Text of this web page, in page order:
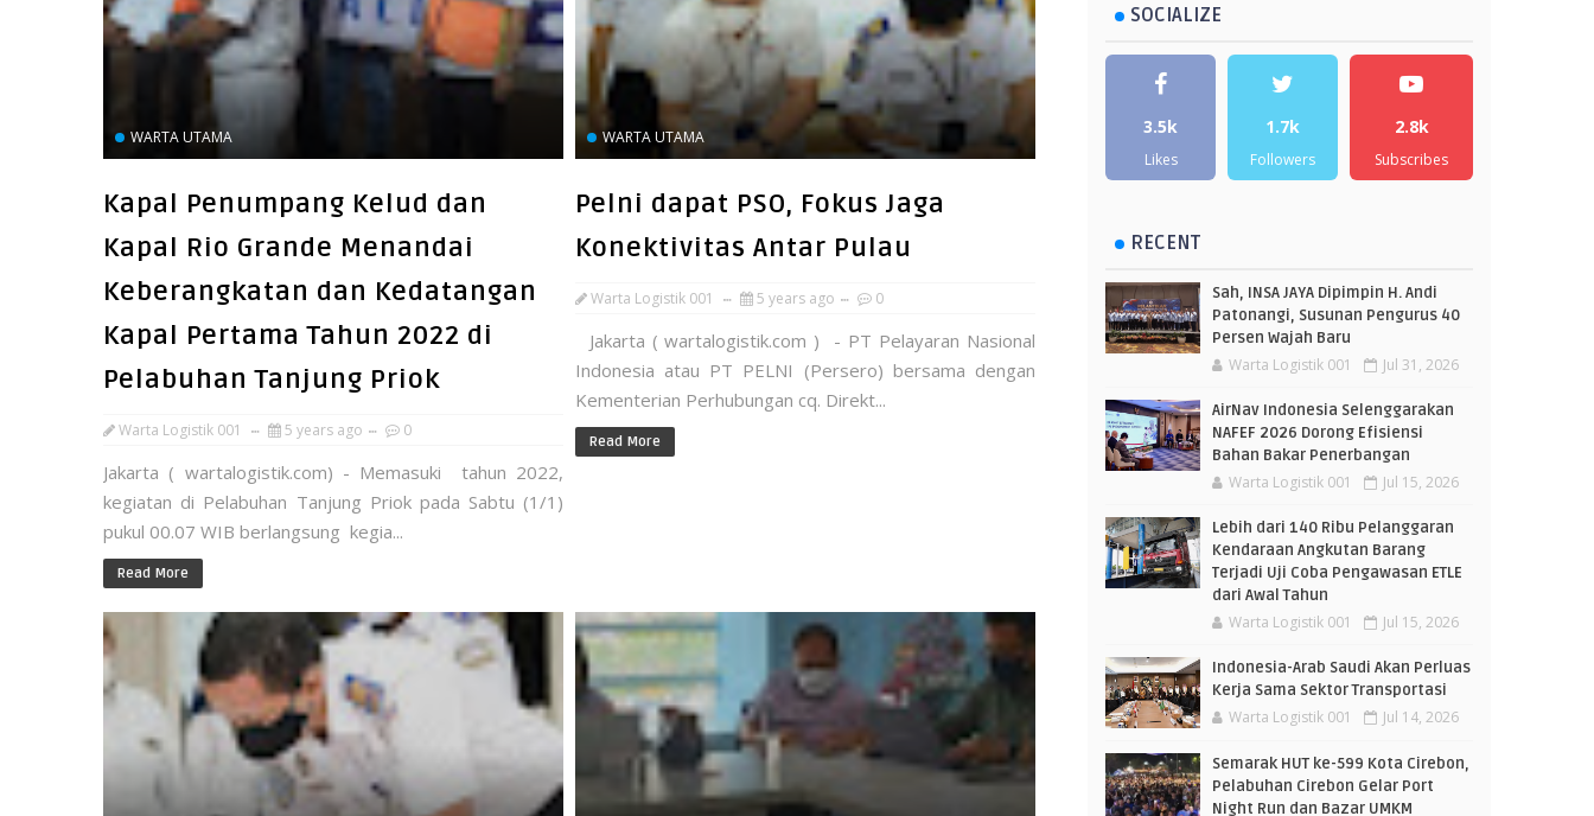
WARTA UTAMA
Kapal Penumpang Kelud dan
Kapal Rio Grande Menandai
Keberangkatan dan Kedatangan
Kapal Pertama Tahun 2022 di
Pelabuhan Tanjung Priok
Warta Logistik 001 5 years ago 0
Jakarta ( wartalogistik.com) - Memasuki tahun 2022,
kegiatan di Pelabuhan Tanjung Priok pada Sabtu (1/1)
pukul 00.07 WIB berlangsung kegia...
Read More
WARTA UTAMA
Pelni dapat PSO, Fokus Jaga
Konektivitas Antar Pulau
Warta Logistik 001 5 years ago 0
Jakarta ( wartalogistik.com ) - PT Pelayaran Nasional
Indonesia atau PT PELNI (Persero) bersama dengan
Kementerian Perhubungan cq. Direkt...
Read More
SOCIALIZE
3.5k
Likes
1.7k
Followers
2.8k
Subscribes
RECENT
Sah, INSA JAYA Dipimpin H. Andi
Patonangi, Susunan Pengurus 40
Persen Wajah Baru
Warta Logistik 001 Jul 31, 2026
AirNav Indonesia Selenggarakan
NAFEF 2026 Dorong Efisiensi
Bahan Bakar Penerbangan
Warta Logistik 001 Jul 15, 2026
Lebih dari 140 Ribu Pelanggaran
Kendaraan Angkutan Barang
Terjadi Uji Coba Pengawasan ETLE
dari Awal Tahun
Warta Logistik 001 Jul 15, 2026
Indonesia-Arab Saudi Akan Perluas
Kerja Sama Sektor Transportasi
Warta Logistik 001 Jul 14, 2026
Semarak HUT ke-599 Kota Cirebon,
Pelabuhan Cirebon Gelar Port
Night Run dan Bazar UMKM